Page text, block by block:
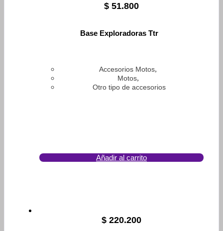
$ 51.800
Base Exploradoras Ttr
Accesorios Motos,
Motos,
Otro tipo de accesorios
Añadir al carrito
$ 220.200